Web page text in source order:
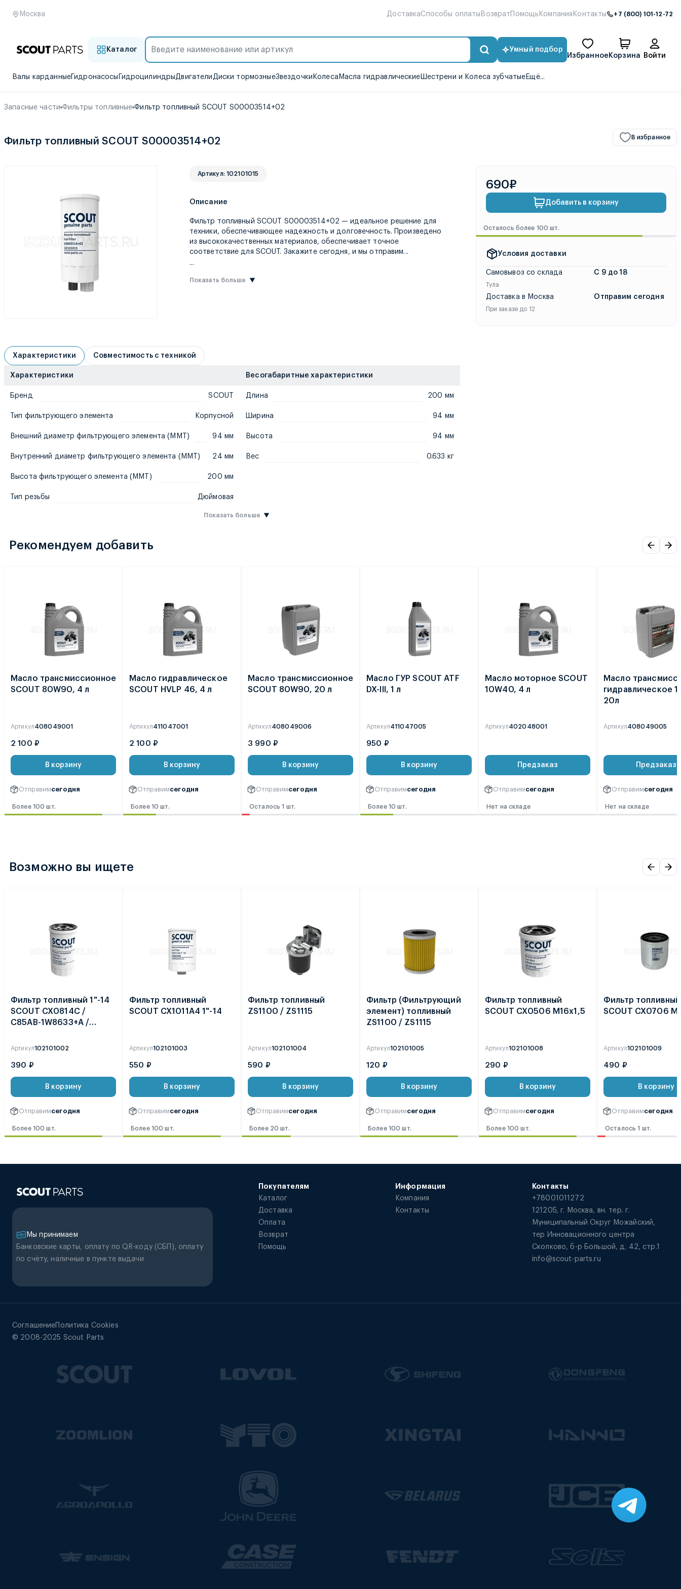
Москва ДоставкаСпособы оплаты Возврат Помощь Компания Контакты +7 (800) 101-12-72
Каталог
Умный подбор
Избранное Корзина Войти
Валы карданныеГидронасосы ГидроцилиндрыДвигателиДиски тормозныеЗвездочки Колеса Масла гидравлические Шестрени и Колеса зубчатые Ещё...
Запасные части Фильтры топливные Фильтр топливный SCOUT S00003514+02
Фильтр топливный SCOUT S00003514+02 В избранное
Артикул: 102101015
Описание
Фильтр топливный SCOUT S00003514+02 — идеальное решение для
техники, обеспечивающее надежность и долговечность. Произведено
из высококачественных материалов, обеспечивает точное
соответствие для SCOUT. Закажите сегодня, и мы отправим товар в течение двух часов любым удобным способом по всей России.
...
...
Показать больше
690₽
Добавить в корзину
Осталось более 100 шт.
Условия доставки
Самовывоз со склада
Тула
С 9 до 18
Доставка в Москва
При заказе до 12
Отправим сегодня
Характеристики Совместимость с техникой
Характеристики
Бренд SCOUT
Тип фильтрующего элемента Корпусной
Внешний диаметр фильтрующего элемента (MMT) 94 мм
Внутренний диаметр фильтрующего элемента (MMT) 24 мм
Высота фильтрующего элемента (MMT) 200 мм
Тип резьбы Дюймовая
Весогабаритные характеристики
Длина 200 мм
Ширина 94 мм
Высота 94 мм
Вес 0.633 кг
Показать больше
Рекомендуем добавить
Масло трансмиссионное
SCOUT 80W90, 4 л
Артикул408049001
2 100 ₽
В корзину
Отправимсегодня
Более 100 шт.
Масло гидравлическое
SCOUT HVLP 46, 4 л
Артикул411047001
2 100 ₽
В корзину
Отправимсегодня
Более 10 шт.
Масло трансмиссионное
SCOUT 80W90, 20 л
Артикул408049006
3 990 ₽
В корзину
Отправимсегодня
Осталось 1 шт.
Масло ГУР SCOUT ATF
DX-III, 1 л
Артикул411047005
950 ₽
В корзину
Отправимсегодня
Более 10 шт.
Масло моторное SCOUT
10W40, 4 л
Артикул402048001
Предзаказ
Отправимсегодня
Нет на складе
Масло
гидравлическое
20л
Артикул408049005
Предзаказ
Отправимсегодня
Нет на складе
Возможно вы ищете
Фильтр топливный 1"-14
SCOUT CX0814C /
C85AB-1W8633+A /
Артикул102101002
390 ₽
В корзину
Отправимсегодня
Более 100 шт.
Фильтр топливный
SCOUT CX1011A4 1"-14
Артикул102101003
550 ₽
В корзину
Отправимсегодня
Более 100 шт.
Фильтр топливный
ZS1100 / ZS1115
Артикул102101004
590 ₽
В корзину
Отправимсегодня
Более 20 шт.
Фильтр (Фильтрующий
элемент) топливный
ZS1100 / ZS1115
Артикул102101005
120 ₽
В корзину
Отправимсегодня
Более 100 шт.
Фильтр топливный
SCOUT CX0506 М16х1,5
Артикул102101008
290 ₽
В корзину
Отправимсегодня
Более 100 шт.
Фильтр топливный
SCOUT CX0706
Артикул102101009
490 ₽
В корзину
Отправимсегодня
Осталось 1 шт.
Мы принимаем
Банковские карты, оплату по QR-коду (CБП), оплату
по счёту, наличные в пункте выдачи
Покупателям
Каталог
Доставка
Оплата
Возврат
Помощь
Информация
Компания
Контакты
Контакты
+78001011272
121205, г. Москва, вн. тер. г.
Муниципальный Округ Можайский,
тер Инновационного центра
Сколково, б-р Большой, д. 42, стр.1
info@scout-parts.ru
Соглашение Политика Cookies
© 2008-2025 Scout Parts